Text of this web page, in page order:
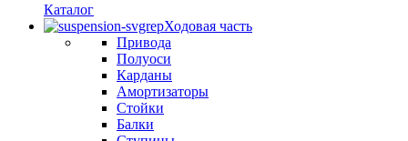
Каталог
Ходовая часть
Привода
Полуоси
Карданы
Амортизаторы
Стойки
Балки